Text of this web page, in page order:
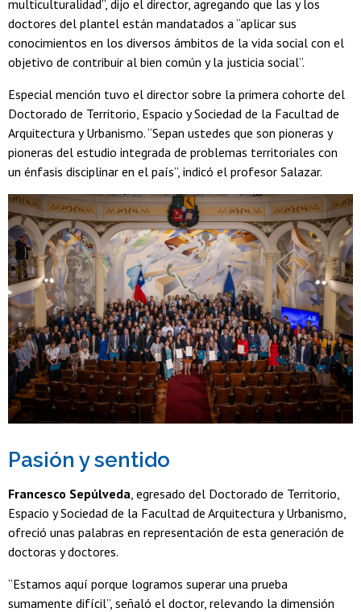
multiculturalidad”, dijo el director, agregando que las y los
doctores del plantel están mandatados a “aplicar sus
conocimientos en los diversos ámbitos de la vida social con el
objetivo de contribuir al bien común y la justicia social”.
Especial mención tuvo el director sobre la primera cohorte del
Doctorado de Territorio, Espacio y Sociedad de la Facultad de
Arquitectura y Urbanismo. “Sepan ustedes que son pioneras y
pioneras del estudio integrada de problemas territoriales con
un énfasis disciplinar en el país”, indicó el profesor Salazar.
Pasión y sentido
Francesco Sepúlveda , egresado del Doctorado de Territorio,
Espacio y Sociedad de la Facultad de Arquitectura y Urbanismo,
ofreció unas palabras en representación de esta generación de
doctoras y doctores.
“Estamos aquí porque logramos superar una prueba
sumamente difícil”, señaló el doctor, relevando la dimensión